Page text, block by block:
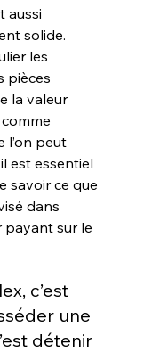
aussi
solide.
les
pièces
la valeur
l’on peut
est essentiel
savoir ce que
dans
payant sur le
c’est
une
détenir